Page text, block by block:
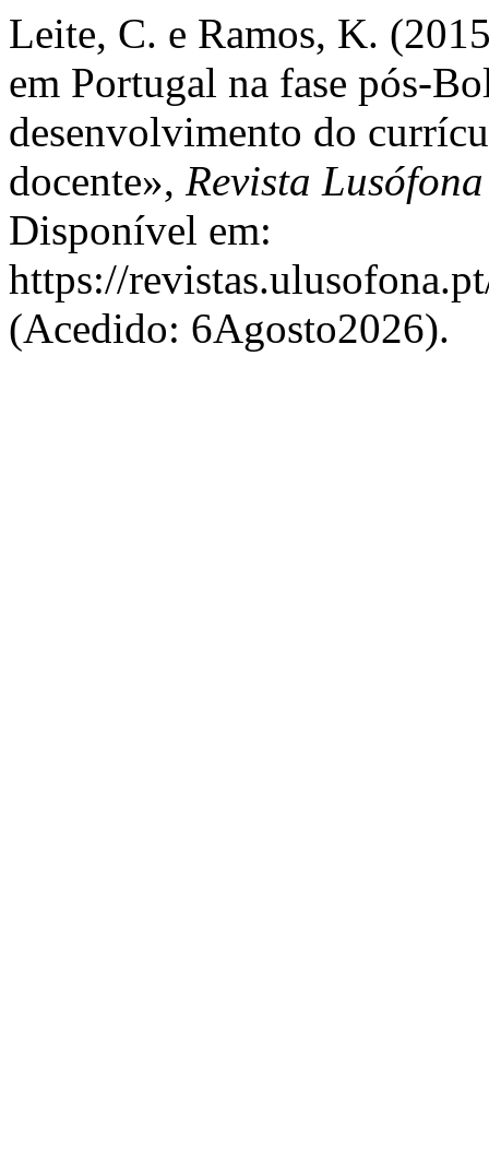
Leite, C. e Ramos, K.
em Portugal na fase pós-
desenvolvimento do
docente», Revista
Disponível em:
https://
(Acedido: 6Agosto2026).